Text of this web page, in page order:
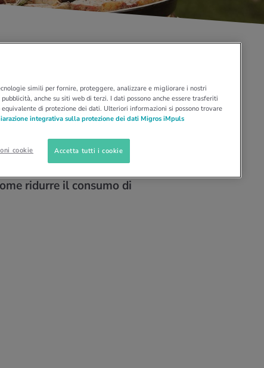
più grandi e
il
di torta: quando si griglia,
ridurre il consumo di
simili per fornire, proteggere, analizzare e migliorare i nostri
anche su siti web di terzi. I dati possono anche essere trasferiti
di protezione dei dati. Ulteriori informazioni si possono trovare
integrativa sulla protezione dei dati Migros iMpuls
cookie Accetta tutti i cookie